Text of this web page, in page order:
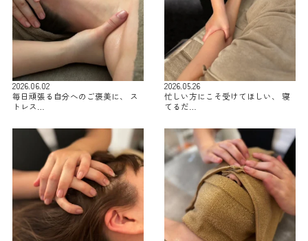
2026.06.02
毎日頑張る自分へのご褒美に、 ス
トレス…
2026.05.26
忙しい方にこそ受けてほしい、 寝
てるだ…